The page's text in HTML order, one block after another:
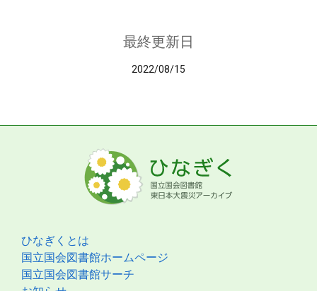
最終更新日
2022/08/15
ひなぎくとは
国立国会図書館ホームページ
国立国会図書館サーチ